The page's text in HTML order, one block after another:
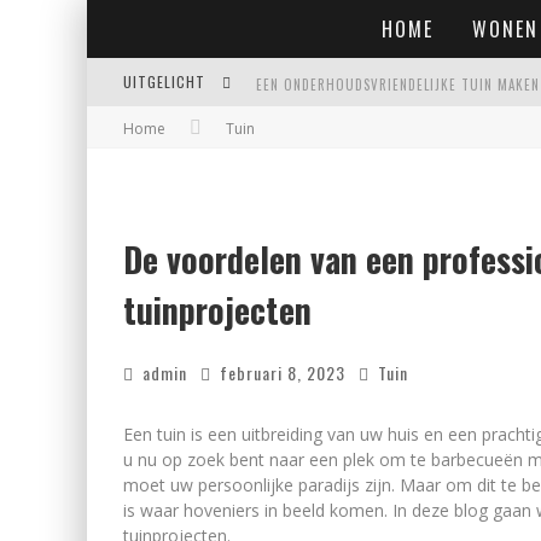
HOME WONEN
UITGELICHT
Home Tuin
De voordelen van een
tuinprojecten
admin februari 8, 2023 Tuin
Een tuin is een uitbreiding van uw huis en een
u nu op zoek bent naar een plek om te barbecueën
moet uw persoonlijke paradijs zijn. Maar om dit te
is waar hoveniers in beeld komen. In deze blog
tuinprojecten.